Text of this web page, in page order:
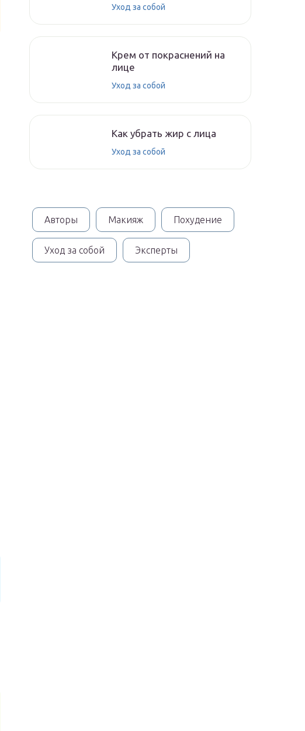
Уход за собой
Крем от покраснений на
лице
Уход за собой
Как убрать жир с лица
Уход за собой
Авторы Макияж Похудение
Уход за собой Эксперты